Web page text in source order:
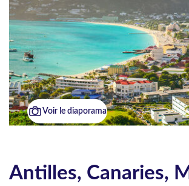
Voir le diaporama
Antilles, Canaries,